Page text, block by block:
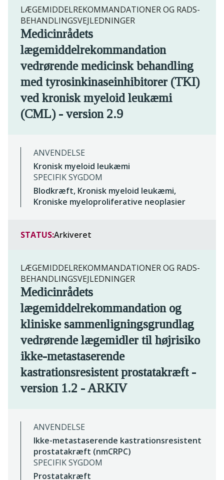
LÆGEMIDDELREKOMMANDATIONER OG RADS-
BEHANDLINGSVEJLEDNINGER
Medicinrådets
lægemiddelrekommandation
vedrørende medicinsk behandling
med tyrosinkinaseinhibitorer (TKI)
ved kronisk myeloid leukæmi
(CML) - version 2.9
ANVENDELSE
Kronisk myeloid leukæmi
SPECIFIK SYGDOM
Blodkræft, Kronisk myeloid leukæmi,
Kroniske myeloproliferative neoplasier
STATUS:Arkiveret
LÆGEMIDDELREKOMMANDATIONER OG RADS-
BEHANDLINGSVEJLEDNINGER
Medicinrådets
lægemiddelrekommandation og
kliniske sammenligningsgrundlag
vedrørende lægemidler til højrisiko
ikke-metastaserende
kastrationsresistent prostatakræft -
version 1.2 - ARKIV
ANVENDELSE
Ikke-metastaserende kastrationsresistent
prostatakræft (nmCRPC)
SPECIFIK SYGDOM
Prostatakræft